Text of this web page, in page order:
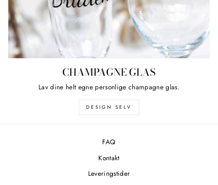
CHAMPAGNE GLAS
Lav dine helt egne personlige champagne glas.
DESIGN SELV
FAQ
Kontakt
Leveringstider